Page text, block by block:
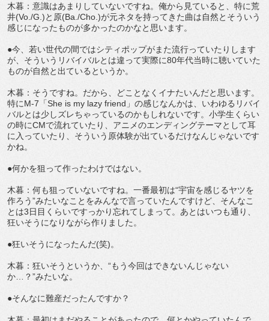
木暮：意識はあまりしていないですね。俺から見ていると、特に荒
井(Vo./G.)と原(Ba./Cho.)が元ネタを持ってきた曲は自然とそういう
感じになったものが多かったのかなと思います。
●今、若い世代の間ではシティポップがまた流行っていたりします
が、そういうリバイバルとは違って実際に80年代当時に聴いていた
ものが自然と出ているというか。
木暮：そうですね。だから、どことなくイナたいんだと思います。
特にM-7「She is my lazy friend」の感じなんかは、いわゆるリバイ
バルとは少しズレちゃっているのかもしれないです。小学生くらい
の時にCMで流れていたり、アニメのエンディングテーマとして耳
に入っていたり、そういう原体験が出ているだけなんじゃないです
かね。
●何かを狙って作ったわけではない。
木暮：何も狙っていないですね。一番最初は“宇宙を感じるヤツを
作ろう”みたいなことをみんなで言っていたんですけど、そんなこ
とは3日目くらいですっかり忘れてしまって。あとはいつも通り、
狂いそうになりながら作りました。
●狂いそうになったんだ(笑)。
木暮：狂いそうというか、“もう今回はできないんじゃない
か…？”みたいな。
●そんなに難産だったんですか？